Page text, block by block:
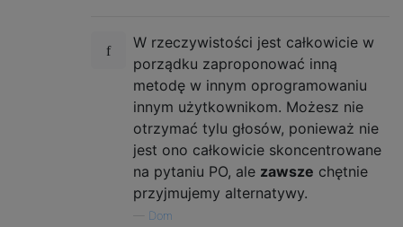
W rzeczywistości jest całkowicie w
porządku zaproponować inną
metodę w innym oprogramowaniu
innym użytkownikom. Możesz nie
otrzymać tylu głosów, ponieważ nie
jest ono całkowicie skoncentrowane
na pytaniu PO, ale zawsze chętnie
przyjmujemy alternatywy.
Dom